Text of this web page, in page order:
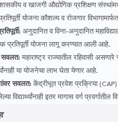
व खाजगी औद्योगिक प्रशिक्षण
योजना कौशल्य व रोजगार
अनुदानित व विना-अनुदानित
प्रतिपूर्ती योजना लागू करण्यात आली आहे.
सवलत:महाराष्ट्र राज्यातील रहिवासी
या योजनेचा लाभ घेता येणार आहे.
सवलत:केंद्रीभूत प्रवेश प्रक्रिया (CAP)
विद्यार्थ्यांनाही इतर मागास वर्ग प्रवर्गातील